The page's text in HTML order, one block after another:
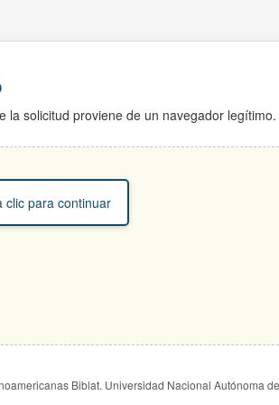
la solicitud proviene de un navegador legítimo.
clic para continuar
Biblat. Universidad Nacional Autónoma